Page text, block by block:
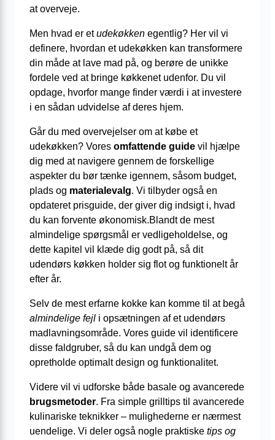
at overveje.
Men hvad er etudekøkken egentlig? Her vil vi
definere, hvordan et udekøkken kan transformere
din måde at lave mad på, og berøre de unikke
fordele ved at bringe køkkenet udenfor. Du vil
opdage, hvorfor mange finder værdi i at investere
i en sådan udvidelse af deres hjem.
Går du med overvejelser om at købe et
udekøkken? Vores omfattende guide vil hjælpe
dig med at navigere gennem de forskellige
aspekter du bør tænke igennem, såsom budget,
plads og materialevalg. Vi tilbyder også en
opdateret prisguide, der giver dig indsigt i, hvad
du kan forvente økonomisk.Blandt de mest
almindelige spørgsmål er vedligeholdelse, og
dette kapitel vil klæde dig godt på, så dit
udendørs køkken holder sig flot og funktionelt år
efter år.
Selv de mest erfarne kokke kan komme til at begå
almindelige fejl i opsætningen af et udendørs
madlavningsområde. Vores guide vil identificere
disse faldgruber, så du kan undgå dem og
opretholde optimalt design og funktionalitet.
Videre vil vi udforske både basale og avancerede
brugsmetoder. Fra simple grilltips til avancerede
kulinariske teknikker – mulighederne er nærmest
uendelige. Vi deler også nogle praktiske tips og